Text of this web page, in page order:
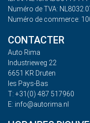
Numéro de TVA:
Numéro de commerce:
CONTACTER
Auto Rima
Industrieweg 22
6651 KR Druten
les Pays-Bas
T: +31(0) 487 517960
E: info@autorima.nl